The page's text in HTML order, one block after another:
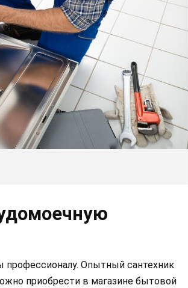
Опытный сантехник
приобрести в магазине бытовой